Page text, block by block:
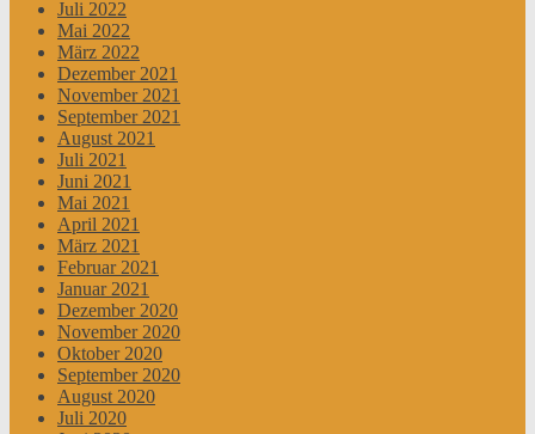
Juli 2022
Mai 2022
März 2022
Dezember 2021
November 2021
September 2021
August 2021
Juli 2021
Juni 2021
Mai 2021
April 2021
März 2021
Februar 2021
Januar 2021
Dezember 2020
November 2020
Oktober 2020
September 2020
August 2020
Juli 2020